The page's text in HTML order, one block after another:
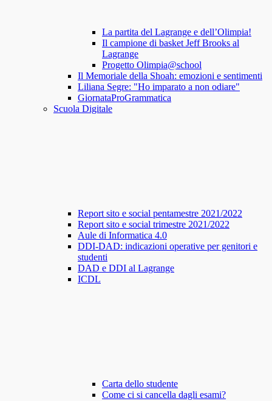
La partita del Lagrange e dell’Olimpia!
Il campione di basket Jeff Brooks al
Lagrange
Progetto Olimpia@school
Il Memoriale della Shoah: emozioni e sentimenti
Liliana Segre: "Ho imparato a non odiare"
GiornataProGrammatica
Scuola Digitale
Report sito e social pentamestre 2021/2022
Report sito e social trimestre 2021/2022
Aule di Informatica 4.0
DDI-DAD: indicazioni operative per genitori e
studenti
DAD e DDI al Lagrange
ICDL
Carta dello studente
Come ci si cancella dagli esami?